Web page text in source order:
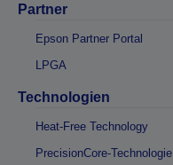
Partner
Epson Partner Portal
LPGA
Technologien
Heat-Free Technology
PrecisionCore-Technologie